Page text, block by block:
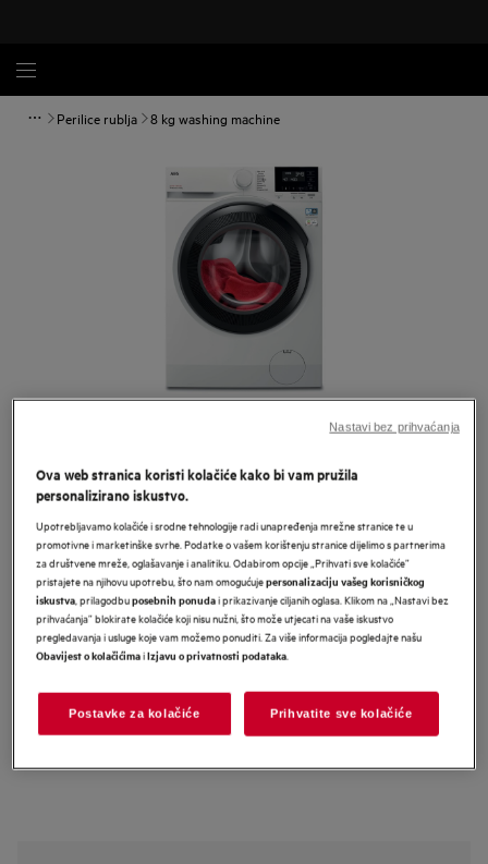
Perilice rublja 8 kg washing machine
AEG 6000 Series perilica rublja
kapaciteta 8 kg i 1400 okretaja
Informacijski list proizvoda
Sigurnosne upute i sigurnosna upozorenja prema EU regulativi
2023/988 navedeni su u poglavljima 1 i 2 korisničkog priručnika.
Za sigurno korištenje proizvoda pročitajte cijeli korisnički
Ova web stranica koristi kolačiće kako bi vam pružila
personalizirano iskustvo.
Upotrebljavamo kolačiće i srodne tehnologije radi unapređenja mrežne stranice te u
promotivne i marketinške svrhe. Podatke o vašem korištenju stranice dijelimo s partnerima
za društvene mreže, oglašavanje i analitiku. Odabirom opcije „Prihvati sve kolačiće”
pristajete na njihovu upotrebu, što nam omogućujepersonalizaciju vašeg korisničkog
iskustva, prilagodbuposebnih ponudai prikazivanje ciljanih oglasa. Klikom na „Nastavi bez
prihvaćanja” blokirate kolačiće koji nisu nužni, što može utjecati na vaše iskustvo
pregledavanja i usluge koje vam možemo ponuditi. Za više informacija pogledajte našu
Obavijest o kolačićimaiIzjavu o privatnosti podataka.
Postavke za kolačiće Prihvatite sve kolačiće
Nastavi bez prihvaćanja